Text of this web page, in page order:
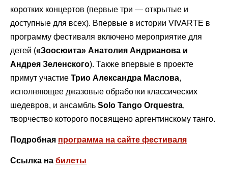
коротких концертов (первые три — открытые и
доступные для всех). Впервые в истории VIVARTE в
программу фестиваля включено мероприятие для
детей («Зоосюита» Анатолия Андрианова и
Андрея Зеленского). Также впервые в проекте
примут участие Трио Александра Маслова,
исполняющее джазовые обработки классических
шедевров, и ансамбль Solo Tango Orquestra,
творчество которого посвящено аргентинскому танго.
Подробная программа на сайте фестиваля
Ссылка на билеты